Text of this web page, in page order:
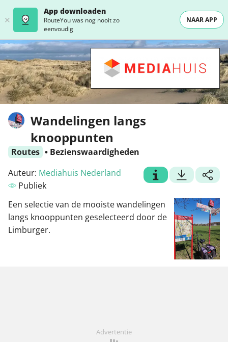
App downloaden
RouteYou was nog nooit zo
eenvoudig
NAAR APP
Wandelingen langs
knooppunten
Routes • Bezienswaardigheden
Auteur: Mediahuis Nederland
Publiek
Een selectie van de mooiste wandelingen
langs knooppunten geselecteerd door de
Limburger.
Advertentie